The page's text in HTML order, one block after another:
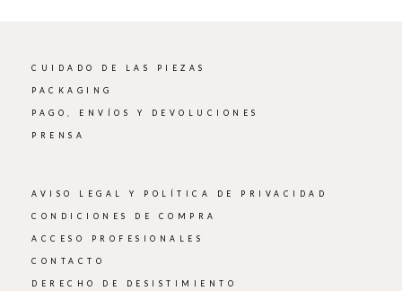
CUIDADO DE LAS PIEZAS
PACKAGING
PAGO, ENVÍOS Y DEVOLUCIONES
PRENSA
AVISO LEGAL Y POLÍTICA DE PRIVACIDAD
CONDICIONES DE COMPRA
ACCESO PROFESIONALES
CONTACTO
DERECHO DE DESISTIMIENTO